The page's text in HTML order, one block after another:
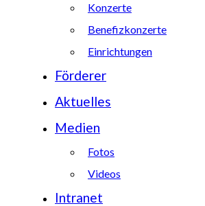
Konzerte
Benefizkonzerte
Einrichtungen
Förderer
Aktuelles
Medien
Fotos
Videos
Intranet